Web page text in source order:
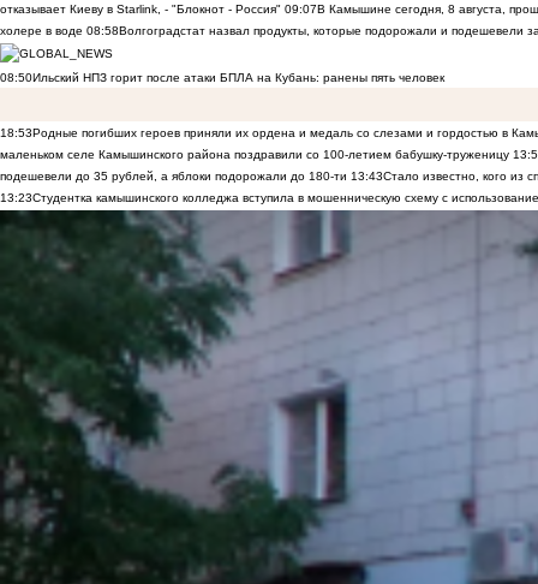
отказывает Киеву в Starlink, - "Блокнот - Россия" 09:07В Камышине сегодня, 8 августа,
холере в воде 08:58Волгоградстат назвал продукты, которые подорожали и подешевели
08:50Ильский НПЗ горит после атаки БПЛА на Кубань: ранены пять человек
18:53Родные погибших героев приняли их ордена и медаль со слезами и гордостью в
маленьком селе Камышинского района поздравили со 100-летием бабушку-труженицу
подешевели до 35 рублей, а яблоки подорожали до 180-ти 13:43Стало известно, кого из
13:23Студентка камышинского колледжа вступила в мошенническую схему с